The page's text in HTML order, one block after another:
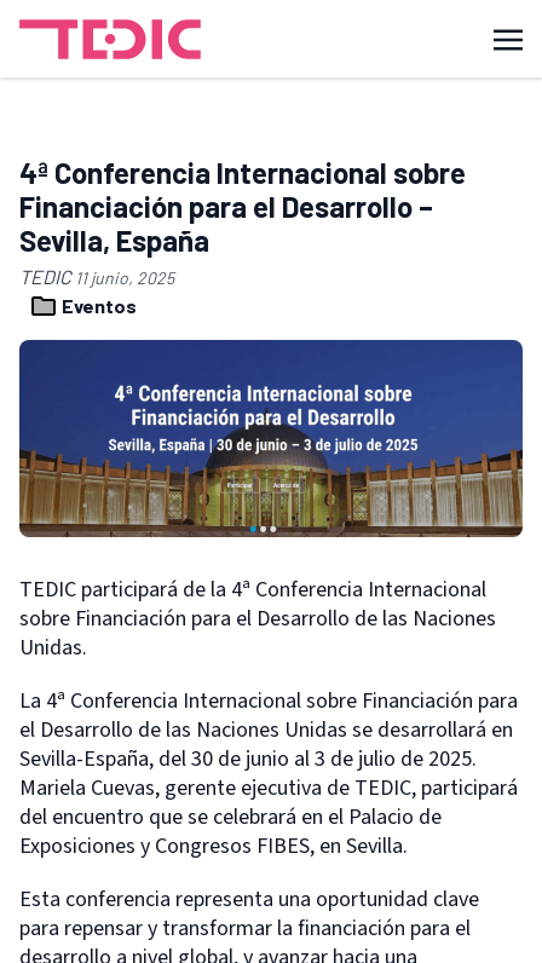
4ª Conferencia Internacional sobre
Financiación para el Desarrollo –
Sevilla, España
TEDIC 11 junio, 2025
Eventos
TEDIC participará de la 4ª Conferencia Internacional
sobre Financiación para el Desarrollo de las Naciones
Unidas.
La 4ª Conferencia Internacional sobre Financiación para
el Desarrollo de las Naciones Unidas se desarrollará en
Sevilla-España, del 30 de junio al 3 de julio de 2025.
Mariela Cuevas, gerente ejecutiva de TEDIC, participará
del encuentro que se celebrará en el Palacio de
Exposiciones y Congresos FIBES, en Sevilla.
Esta conferencia representa una oportunidad clave
para repensar y transformar la financiación para el
desarrollo a nivel global, y avanzar hacia una